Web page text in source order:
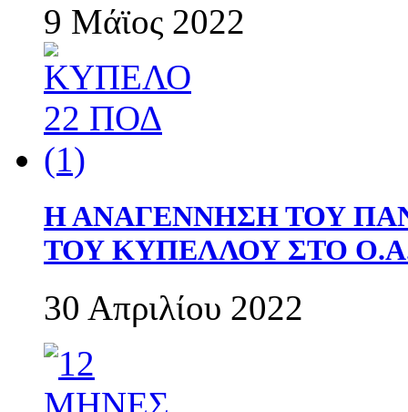
9 Μάϊος 2022
Η ΑΝΑΓΕΝΝΗΣΗ ΤΟΥ
ΤΟΥ ΚΥΠΕΛΛΟΥ ΣΤΟ
30 Απριλίου 2022